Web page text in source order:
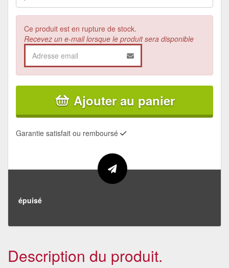
Ce produit est en rupture de stock.
Recevez un e-mail lorsque le produit sera disponible
Ajouter au panier
Garantie satisfait ou remboursé
épuisé
Description du produit.